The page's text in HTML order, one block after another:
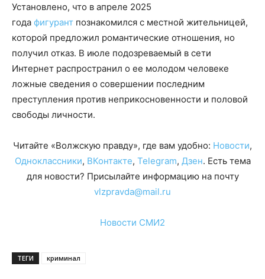
Установлено, что в апреле 2025
года фигурант познакомился с местной жительницей,
которой предложил романтические отношения, но
получил отказ. В июле подозреваемый в сети
Интернет распространил о ее молодом человеке
ложные сведения о совершении последним
преступления против неприкосновенности и половой
свободы личности.
Читайте «Волжскую правду», где вам удобно: Новости,
Одноклассники, ВКонтакте, Telegram, Дзен. Есть тема
для новости? Присылайте информацию на почту
vlzpravda@mail.ru
Новости СМИ2
ТЕГИ криминал